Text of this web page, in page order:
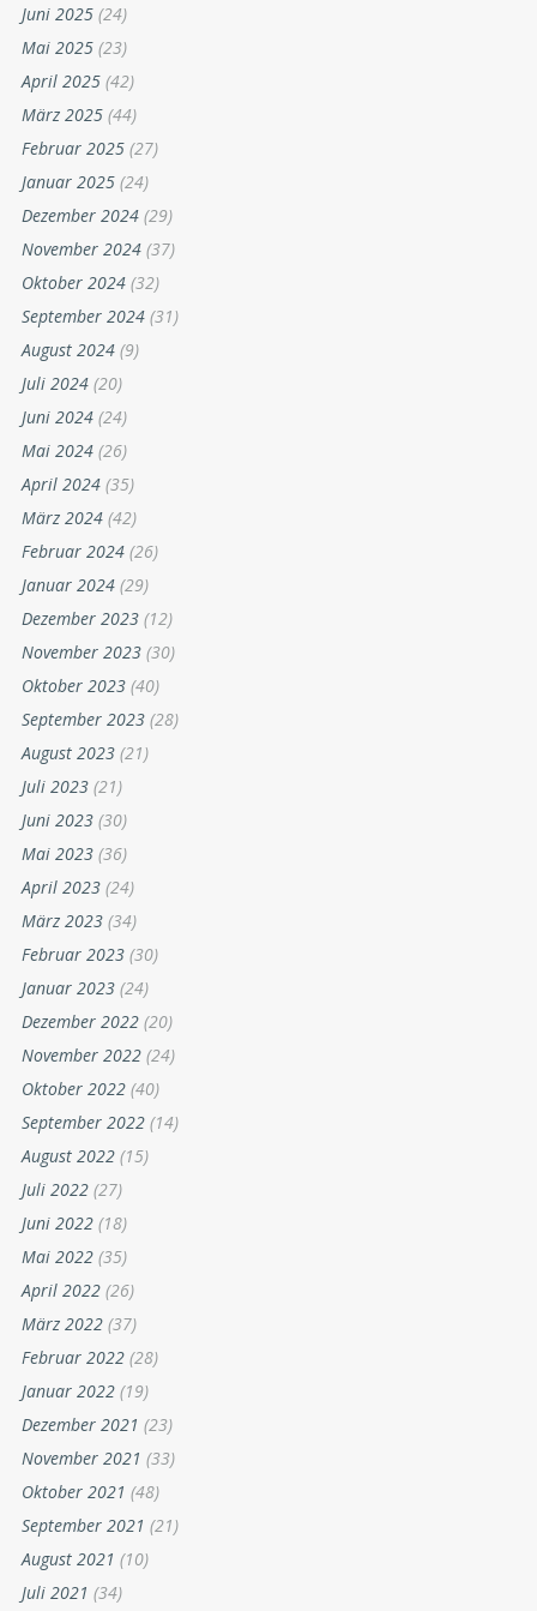
Juni 2025 (24)
Mai 2025 (23)
April 2025 (42)
März 2025 (44)
Februar 2025 (27)
Januar 2025 (24)
Dezember 2024 (29)
November 2024 (37)
Oktober 2024 (32)
September 2024 (31)
August 2024 (9)
Juli 2024 (20)
Juni 2024 (24)
Mai 2024 (26)
April 2024 (35)
März 2024 (42)
Februar 2024 (26)
Januar 2024 (29)
Dezember 2023 (12)
November 2023 (30)
Oktober 2023 (40)
September 2023 (28)
August 2023 (21)
Juli 2023 (21)
Juni 2023 (30)
Mai 2023 (36)
April 2023 (24)
März 2023 (34)
Februar 2023 (30)
Januar 2023 (24)
Dezember 2022 (20)
November 2022 (24)
Oktober 2022 (40)
September 2022 (14)
August 2022 (15)
Juli 2022 (27)
Juni 2022 (18)
Mai 2022 (35)
April 2022 (26)
März 2022 (37)
Februar 2022 (28)
Januar 2022 (19)
Dezember 2021 (23)
November 2021 (33)
Oktober 2021 (48)
September 2021 (21)
August 2021 (10)
Juli 2021 (34)